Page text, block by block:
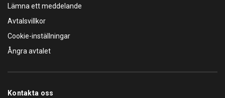
Lämna ett meddelande
Avtalsvillkor
Cookie-inställningar
Ångra avtalet
Kontakta oss